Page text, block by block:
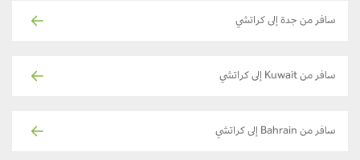
سافر من جدة إلى كراتشي
سافر من Kuwait إلى كراتشي
سافر من Bahrain إلى كراتشي